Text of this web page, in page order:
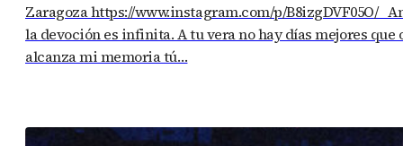
Zaragoza https://www.instagram.com/p/B8izgDVF05O/
la devoción es infinita. A tu vera no hay días mejores
alcanza mi memoria tú…